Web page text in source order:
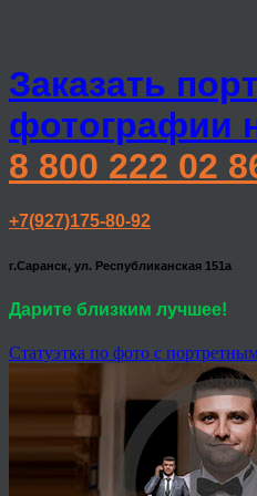
Заказать
фотографии
8 800 222 02
+7(927)175-80-92
г.Саранск, ул. Республиканская 151а
Дарите близким лучшее!
Статуэтка по фото с